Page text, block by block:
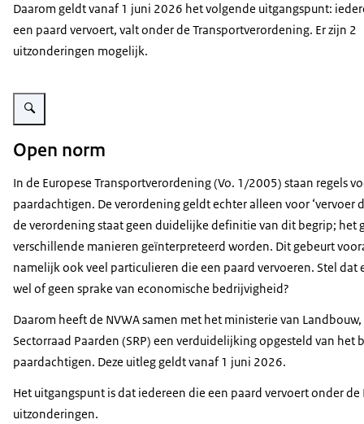
Daarom geldt vanaf 1 juni 2026 het volgende uitgangspunt:
een paard vervoert, valt onder de Transportverordening. Er zijn 2
uitzonderingen mogelijk.
Vergroot afbeelding Paard wordt in trailer gezet
Open norm
In de Europese Transportverordening (Vo. 1/2005) staan regels
paardachtigen. De verordening geldt echter alleen voor
de verordening staat geen duidelijke definitie van dit begrip; het
verschillende manieren geïnterpreteerd worden. Dit gebeurt
namelijk ook veel particulieren die een paard vervoeren. Stel
wel of geen sprake van economische bedrijvigheid?
Daarom heeft de NVWA samen met het ministerie van
Sectorraad Paarden (SRP) een verduidelijking opgesteld van
paardachtigen. Deze uitleg geldt vanaf 1 juni 2026.
Het uitgangspunt is dat iedereen die een paard vervoert onder
uitzonderingen.